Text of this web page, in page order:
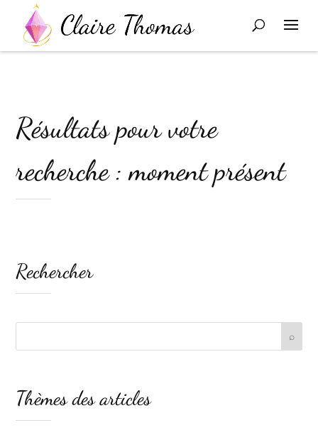
Résultats pour votre
recherche : moment présent
Rechercher
Thèmes des articles